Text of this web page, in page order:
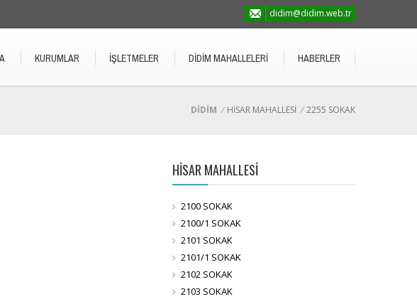
didim@didim.web.tr
KURUMLAR İŞLETMELER DİDİM MAHALLELERİ HABERLER
DİDİM / HİSAR MAHALLESİ /2255 SOKAK
HİSAR MAHALLESİ
2100 SOKAK
2100/1 SOKAK
2101 SOKAK
2101/1 SOKAK
2102 SOKAK
2103 SOKAK